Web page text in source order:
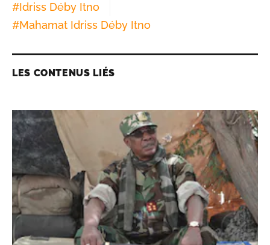
#Idriss Déby Itno
#Mahamat Idriss Déby Itno
LES CONTENUS LIÉS